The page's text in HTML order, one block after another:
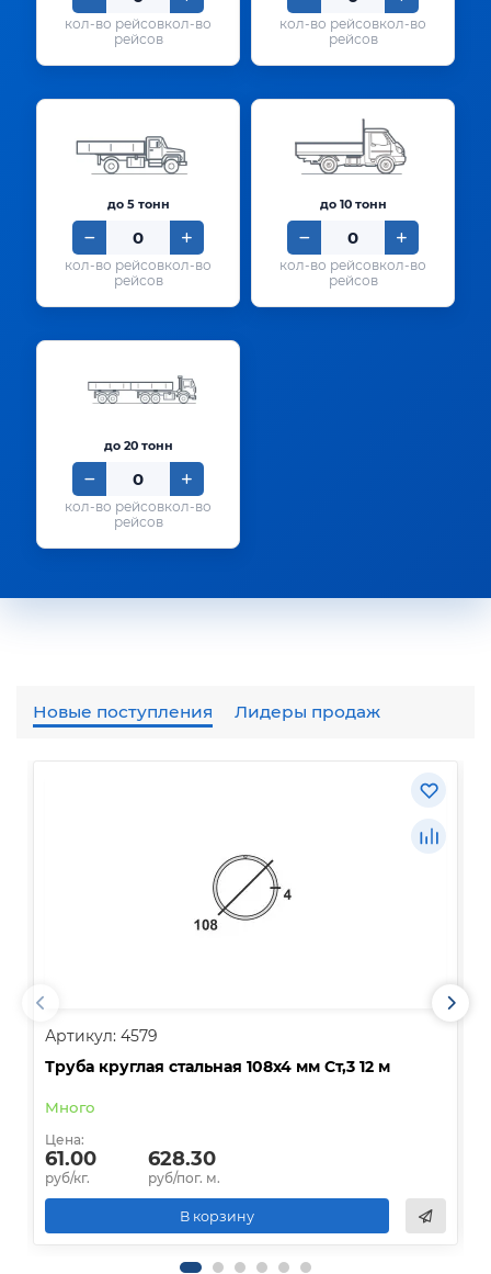
кол-во
рейсов
кол-во
рейсов
до 5 тонн
кол-во
рейсов
до 10 тонн
кол-во
рейсов
до 20 тонн
кол-во
рейсов
Новые поступления Лидеры продаж
Артикул: 4579
Труба круглая стальная 108х4 мм Ст,3 12 м
Много
Цена:
61.00
руб/кг.
628.30
руб/пог. м.
В корзину